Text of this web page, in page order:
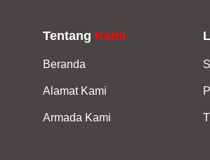
Tentang Kami
Beranda
Alamat Kami
Armada Kami